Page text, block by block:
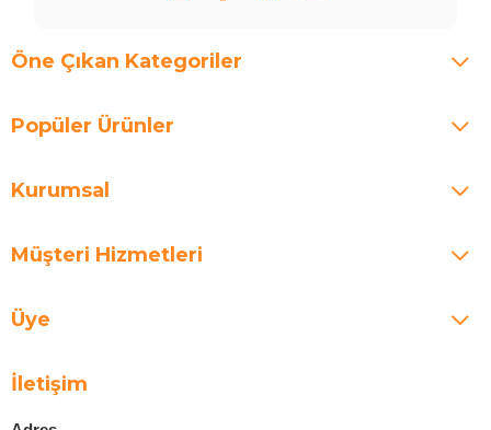
Öne Çıkan Kategoriler
Popüler Ürünler
Kurumsal
Müşteri Hizmetleri
Üye
İletişim